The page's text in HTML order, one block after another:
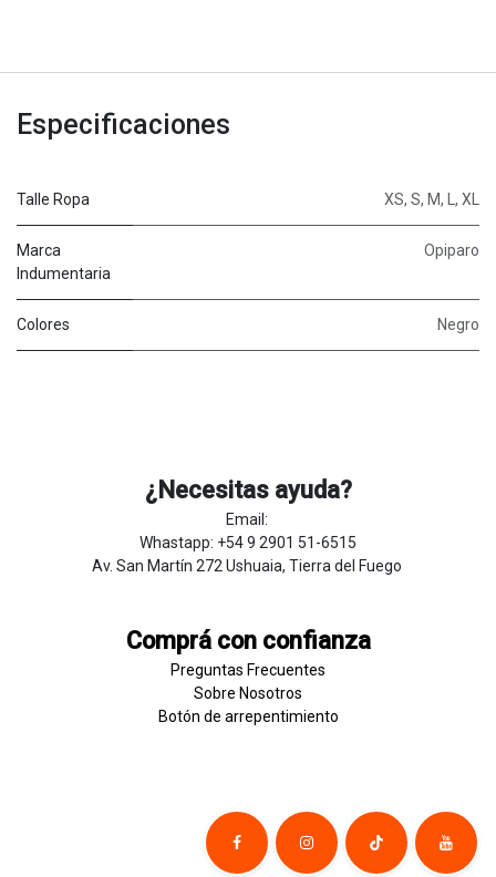
Especificaciones
Talle Ropa XS, S, M, L, XL
Marca
Indumentaria
Opiparo
Colores Negro
¿Necesitas ayuda?
Email:
Whastapp: +54 9 2901 51-6515
Av. San Martín 272 Ushuaia, Tierra del Fuego
Comprá con confianza
Preguntas Frecuentes
Sobre Nosotros
Botón de ​arrepentim​​​iento